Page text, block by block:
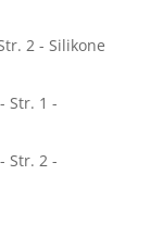
2 - Silikone
Str. 1 -
Str. 2 -